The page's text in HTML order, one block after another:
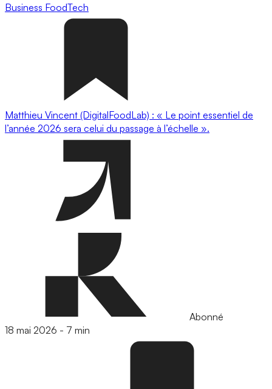
Business FoodTech
Matthieu Vincent (DigitalFoodLab) : « Le point essentiel de
l’année 2026 sera celui du passage à l’échelle ».
Abonné
18 mai 2026 - 7 min